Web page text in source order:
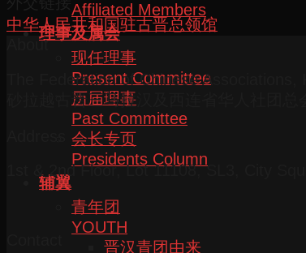
Affiliated Members
理事及属会
现任理事
Present Committee
历届理事
Past Committee
会长专页
Presidents Column
辅翼
青年团
YOUTH
晋汉青团由来
中华人民共和国驻古晋总领馆
About
The Federation of Chinese
砂拉越古晋三马拉汉及西连省华人社团总会
1st & 2nd Floor, Lot 11108, SL3, City